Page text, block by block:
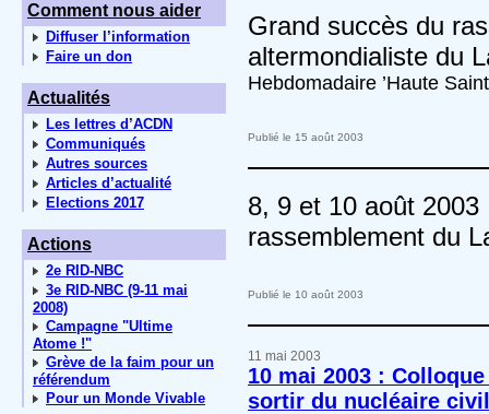
Comment nous aider
Diffuser l’information
Faire un don
Actualités
Les lettres d’ACDN
Communiqués
Autres sources
Articles d’actualité
Elections 2017
Actions
2e RID-NBC
3e RID-NBC (9-11 mai
2008)
Campagne "Ultime
Atome !"
Grève de la faim pour un
référendum
Pour un Monde Vivable
Grand succès du
altermondialiste du
Hebdomadaire ’Haute
Publié le 15 août 2003
8, 9 et 10 août 2003
rassemblement du
Publié le 10 août 2003
11 mai 2003
10 mai 2003 :
sortir du nucléaire